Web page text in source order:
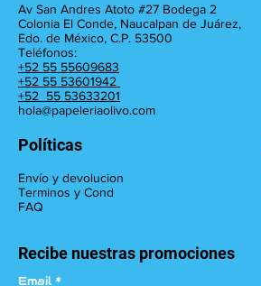
Av San Andres Atoto #27 Bodega 2
Colonia El Conde, Naucalpan de Juárez,
Edo. de México, C.P. 53500
Teléfonos:
+52 55 55609683
+52 55 53601942
+52 55 53633201
hola@papeleriaolivo.com
Envío y devolucion
Terminos y Cond
FAQ
Políticas
Recibe nuestras promociones
Email